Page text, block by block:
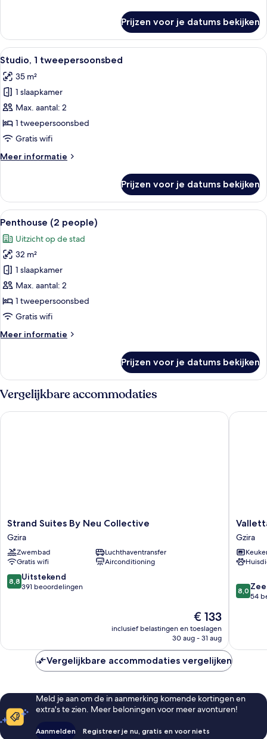
appartement,
slaapkamer
Prijzen voor je datums bekijken
Alle
foto's
voor
Studio,
1
tweepersoonsbed
laden
Een slaapkamer met een groot bed,
11
Studio, 1 tweepersoonsbed
35 m²
1 slaapkamer
Max. aantal: 2
1 tweepersoonsbed
Gratis wifi
Meer informatie
Meer
1
tweepersoonsbed
Prijzen voor je datums bekijken
Alle
foto's
voor
Penthouse
(2
people)
laden
Een moderne woonkamer met een
13
Penthouse (2 people)
Uitzicht op de stad
32 m²
1 slaapkamer
Max. aantal: 2
1 tweepersoonsbed
Gratis wifi
Meer informatie
Meer
(2
people)
Prijzen voor je datums bekijken
Vergelijkbare accommodaties
Strand
Suites
By
Neu
Collective
Gzira
Strand Suites By Neu Collective
Gzira
Zwembad
Luchthaventransfer
Gratis wifi
Airconditioning
8.8
van
8,8 Uitstekend
391 beoordelingen
De
prijs
is
€ 133
inclusief belastingen en toeslagen
30 aug - 31 aug
Strand Suites By Neu Collective
Valletta
view
by
ST
Gzira
Gzira
8.0
van
8,0
54
Valletta
Vergelijkbare accommodaties vergelijken
Meld je aan om de in aanmerking komende kortingen en
extra's te zien. Meer beloningen voor meer avonturen!
Aanmelden Registreer je nu, gratis en voor niets